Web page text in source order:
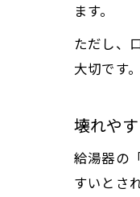
ます。
ただし、
大切です。
壊れや
給湯器の
すいとさ